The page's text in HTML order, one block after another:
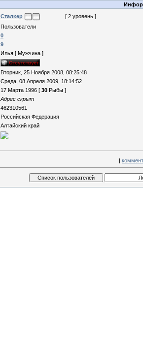
Сталкер
[ 2 уровень ]
Пользователи
0
9
Илья [ Мужчина ]
Вторник, 25 Ноября 2008, 08:25:48
Среда, 08 Апреля 2009, 18:14:52
17 Марта 1996 [ 30 Рыбы ]
Адрес скрыт
462310561
Российская Федерация
Алтайский край
|